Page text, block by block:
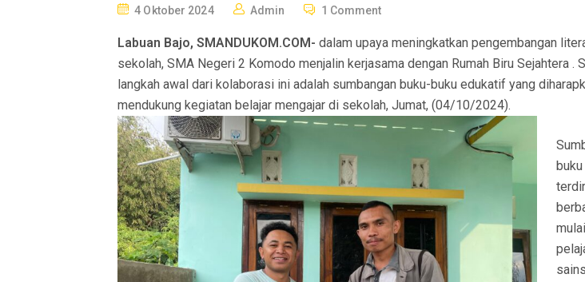
P
S
T
E
D
O
N
4 Oktober 2024 Admin 1 Comment
Labuan Bajo, SMANDUKOM.COM- dalam upaya meningkatkan pengembangan
sekolah, SMA Negeri 2 Komodo menjalin kerjasama dengan Rumah Biru Sejahtera .
langkah awal dari kolaborasi ini adalah sumbangan buku-buku edukatif yang
mendukung kegiatan belajar mengajar di sekolah, Jumat, (04/10/2024).